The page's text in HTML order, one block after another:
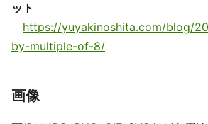
ット
https://yuyakinoshita.com/blog/
by-multiple-of-8/
画像